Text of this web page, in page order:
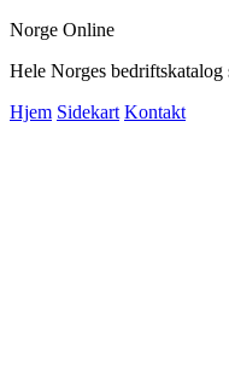
Norge Online
Hele Norges bedriftskatalog
Hjem Sidekart Kontakt